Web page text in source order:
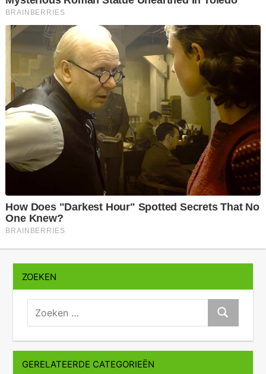
ZOEKEN
zoeken:
Zoeken
GERELATEERDE CATEGORIEËN